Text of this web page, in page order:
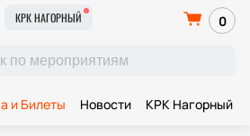
КРК НАГОРНЫЙ 0
и Билеты Новости КРК Нагорный